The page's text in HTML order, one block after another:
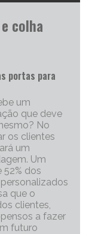
colha
portas para
um
que deve
No
os clientes
um
Um
dos
que o
clientes,
a fazer
futuro